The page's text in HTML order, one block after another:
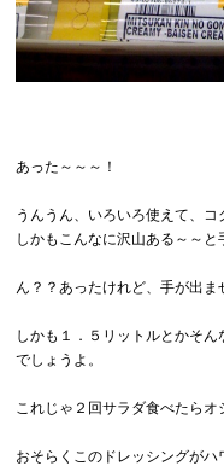
あった～～～！
うんうん、いろいろ使えて、
しかもこんなに沢山ある～～と
ん？？あったけれど、手が出ま
しかも１．５リットルとかそ
でしょうよ。
これじゃ２回サラダ食べたらオ
おそらくこのドレッシングがハ